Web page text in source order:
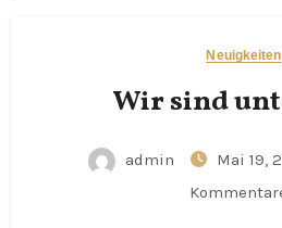
Neuigkeiten
Wir sind
admin Mai 19,